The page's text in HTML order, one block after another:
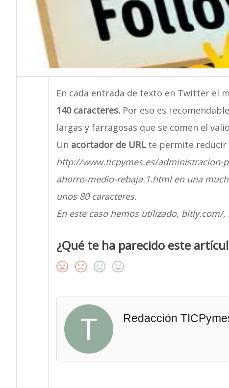
En cada entrada de texto en Twitter el
140 caracteres.Por eso es
largas y farragosas que se comen el
Un acortador de URLte permite reducir
http://www.ticpymes.es/administracion-
ahorro-medio-rebaja.1.html en una
unos 80 caracteres.
En este caso hemos utilizado, bitly.com/
¿Qué te ha parecido este
T Redacción